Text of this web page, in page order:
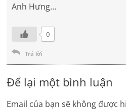
Anh Hưng…
0
Trả lời
Để lại một bình luận
Email của bạn sẽ không được